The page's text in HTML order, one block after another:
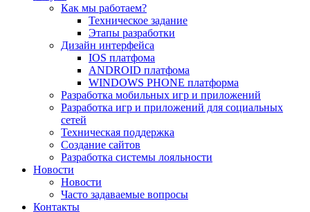
Как мы работаем?
Техническое задание
Этапы разработки
Дизайн интерфейса
IOS платфома
ANDROID платфома
WINDOWS PHONE платформа
Разработка мобильных игр и приложений
Разработка игр и приложений для социальных
сетей
Техническая поддержка
Создание сайтов
Разработка системы лояльности
Новости
Новости
Часто задаваемые вопросы
Контакты